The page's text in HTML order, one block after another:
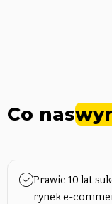
zaczął się zwracać
rozpoznawalna w
kraju, jak i za
Co nas
Prawie 10 lat
rynek e-